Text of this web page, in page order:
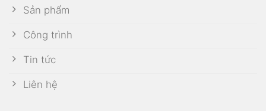
Sản phẩm
Công trình
Tin tức
Liên hệ